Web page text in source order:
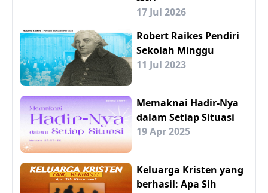
17 Jul 2026
Robert Raikes Pendiri
Sekolah Minggu
11 Jul 2023
Memaknai Hadir-Nya
dalam Setiap Situasi
19 Apr 2025
Keluarga Kristen yang
berhasil: Apa Sih